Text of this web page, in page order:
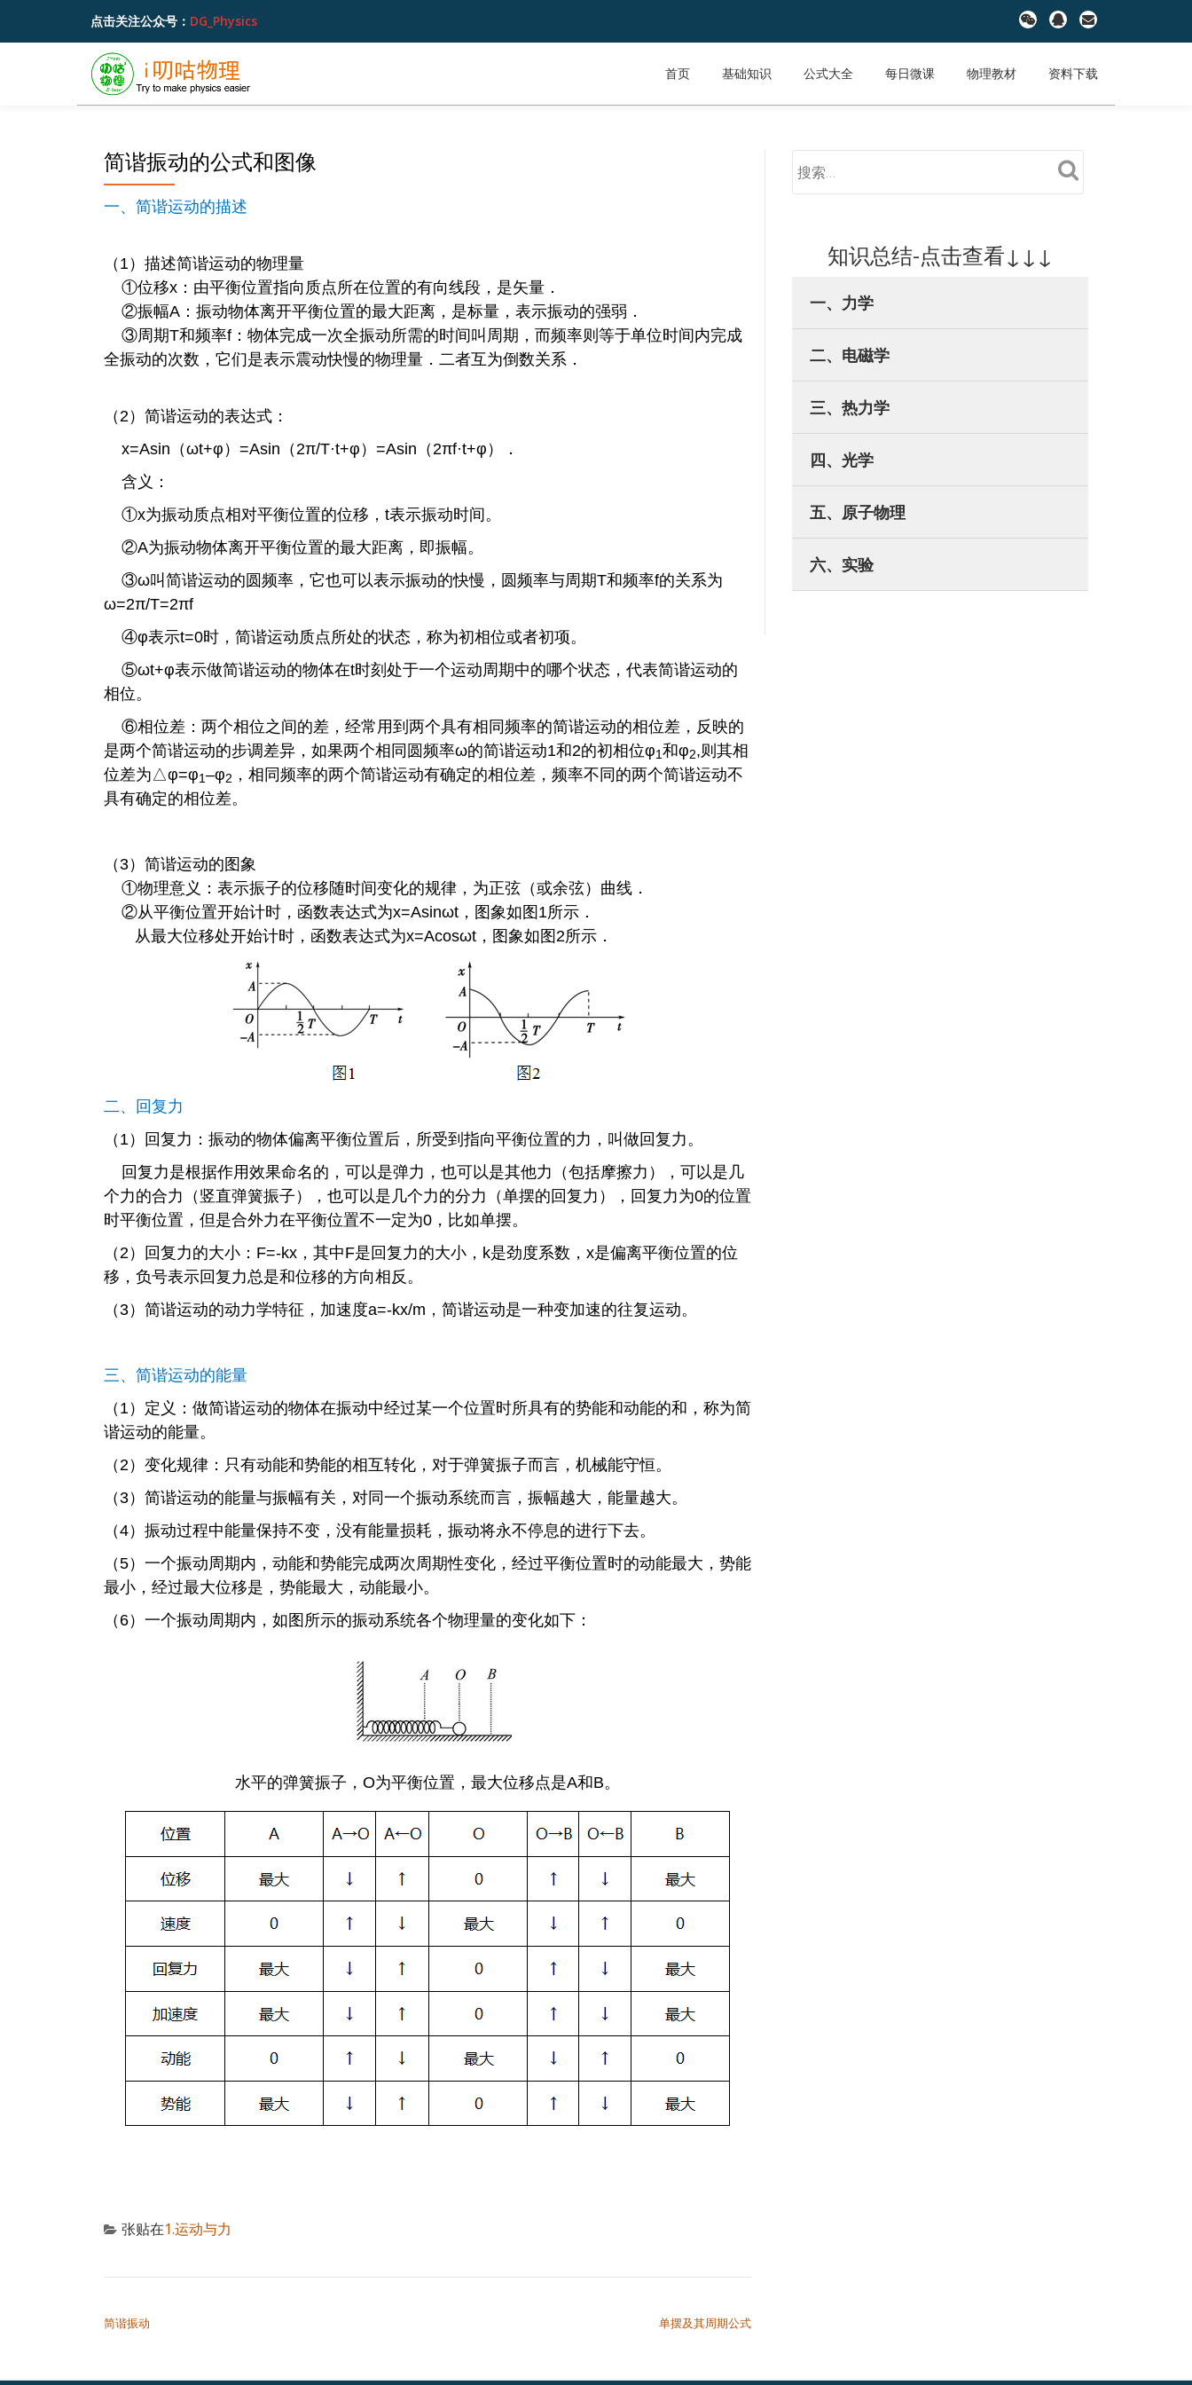
跳
点击关注公众号： DG_Physics
fa-
wechat
fa-
qq
fa-
envelope
首页 基础知识 公式大全 每日微课 物理教材 资料下载
简谐振动的公式和图像
一、 简谐运动的描述
（1）描述简谐运动的物理量
①位移x：由平衡位置指向质点所在位置的有向线段，是矢量．
②振幅A：振动物体离开平衡位置的最大距离，是标量，表示振动的强弱．
③周期T和频率f：物体完成一次全振动所需的时间叫周期，而频率则等于单位时间内完成
全振动的次数，它们是表示震动快慢的物理量．二者互为倒数关系．
（2）简谐运动的表达式：
x=Asin（ωt+φ） =Asin（2π/T·t+φ） =Asin（2πf·t+φ ）
．
含义：
①x为振动质点相对平衡位置的位移，t表示振动时间。
②A为振动物体离开平衡位置的最大距离，即振幅。
③ω叫简谐运动的圆频率，它也可以表示振动的快慢，圆频率与周期T和频率f的关系为
ω=2π/T=2πf
④φ表示t=0时，简谐运动质点所处的状态，称为初相位或者初项。
⑤ωt+φ表示做简谐运动的物体在t时刻处于一个运动周期中的哪个状态，代表简谐运动的
相位。
⑥相位差：两个相位之间的差，经常用到两个具有相同频率的简谐运动的相位差，反映的
是两个简谐运动的步调差异，如果两个相同圆频率ω的简谐运动1和2的初相位φ1和φ2,则其相
位差为△φ=φ1–φ2 ，相同频率的两个简谐运动有确定的相位差，频率不同的两个简谐运动不
具有确定的相位差。
（3）简谐运动的图象
①物理意义：表示振子的位移随时间变化的规律，为正弦（或余弦）曲线．
②从平衡位置开始计时，函数表达式为x=Asinωt，图象如图1所示．
从最大位移处开始计时，函数表达式为x=Acosωt，图象如图2所示．
二、回复力
（1）回复力：振动的物体偏离平衡位置后，所受到指向平衡位置的力，叫做回复力。
回复力是根据作用效果命名的，可以是弹力，也可以是其他力（包括摩擦力），可以是几
个力的合力（竖直弹簧振子），也可以是几个力的分力（单摆的回复力），回复力为0的位置
时平衡位置，但是合外力在平衡位置不一定为0，比如单摆。
（2）回复力的大小：F=-kx，其中F是回复力的大小，k是劲度系数，x是偏离平衡位置的位
移，负号表示回复力总是和位移的方向相反。
（3）简谐运动的动力学特征，加速度a=-kx/m，简谐运动是一种变加速的往复运动。
三、简谐运动的能量
（1）定义：做简谐运动的物体在振动中经过某一个位置时所具有的势能和动能的和，称为简
谐运动的能量。
（2）变化规律：只有动能和势能的相互转化，对于弹簧振子而言，机械能守恒。
（3）简谐运动的能量与振幅有关，对同一个振动系统而言，振幅越大，能量越大。
（4）振动过程中能量保持不变，没有能量损耗，振动将永不停息的进行下去。
（5）一个振动周期内，动能和势能完成两次周期性变化，经过平衡位置时的动能最大，势能
最小，经过最大位移是，势能最大，动能最小。
（6）一个振动周期内，如图所示的振动系统各个物理量的变化如下：
水平的弹簧振子，O为平衡位置，最大位移点是A和B。
张贴在1.运动与力
简谐振动 单摆及其周期公式
知识总结-点击查看↓↓↓
一、力学
二、电磁学
三、热力学
四、光学
五、原子物理
六、实验